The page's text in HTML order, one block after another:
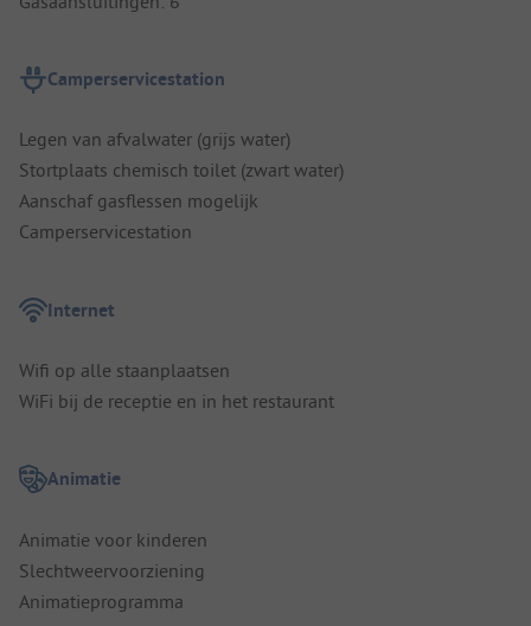
Camperservicestation
Legen van afvalwater (grijs water)
Stortplaats chemisch toilet (zwart water)
Aanschaf gasflessen mogelijk
Camperservicestation
Internet
Wifi op alle staanplaatsen
WiFi bij de receptie en in het restaurant
Animatie
Animatie voor kinderen
Slechtweervoorziening
Animatieprogramma